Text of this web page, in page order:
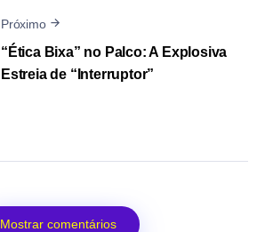
Próximo
“Ética Bixa” no Palco: A Explosiva
Estreia de “Interruptor”
Mostrar comentários